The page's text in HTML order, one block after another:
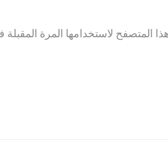
المتصفح لاستخدامها المرة المقبلة